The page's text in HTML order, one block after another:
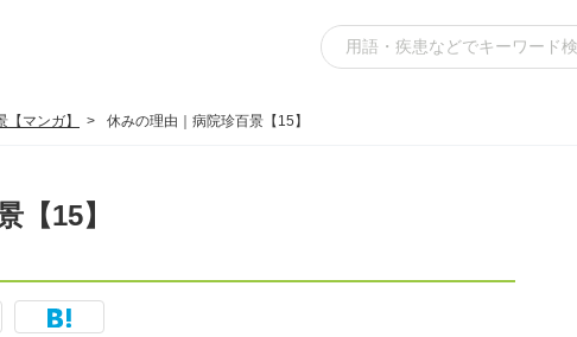
【マンガ】 休みの理由｜病院珍百景【15】
【15】